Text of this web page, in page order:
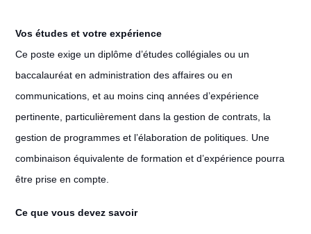
Vos études et votre expérience
Ce poste exige un diplôme d’études collégiales ou un
baccalauréat en administration des affaires ou en
communications, et au moins cinq années d’expérience
pertinente, particulièrement dans la gestion de contrats, la
gestion de programmes et l’élaboration de politiques. Une
combinaison équivalente de formation et d’expérience pourra
être prise en compte.
Ce que vous devez savoir